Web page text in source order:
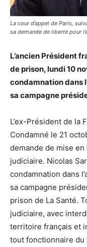
La cour d’appel de Paris,
sa demande de liberté pour
L’ancien Président
de prison, lundi 10
condamnation dans
sa campagne
L’ex-Président de la
Condamné le 21
demande de mise
judiciaire. Nicolas
condamnation dans
sa campagne
prison de La Santé.
judiciaire, avec
territoire français et
tout fonctionnaire du